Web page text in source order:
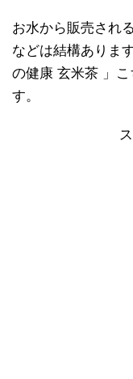
お水から販売され
などは結構ありま
の健康 玄米茶 」
す。